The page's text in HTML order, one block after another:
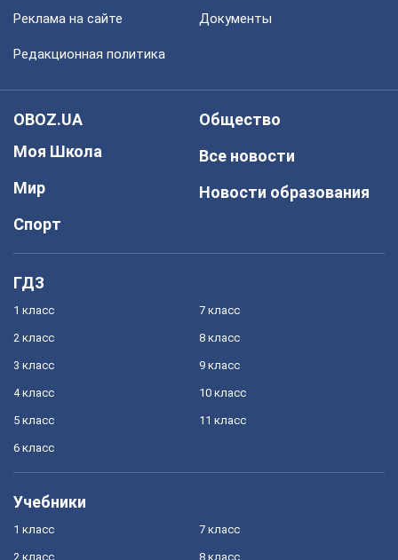
Реклама на сайте Документы
Редакционная политика
OBOZ.UA
Моя Школа
Мир
Спорт
Общество
Все новости
Новости образования
ГДЗ
1 класс
2 класс
3 класс
4 класс
5 класс
6 класс
7 класс
8 класс
9 класс
10 класс
11 класс
Учебники
1 класс
2 класс
7 класс
8 класс